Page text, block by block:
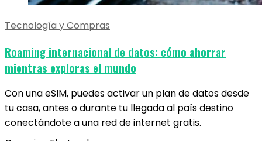
Tecnología y Compras
Roaming internacional de datos: cómo ahorrar
mientras exploras el mundo
Con una eSIM, puedes activar un plan de datos desde
tu casa, antes o durante tu llegada al país destino
conectándote a una red de internet gratis.